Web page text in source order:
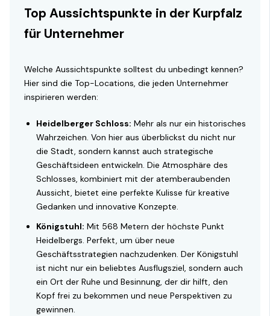
Top Aussichtspunkte in der Kurpfalz
für Unternehmer
Welche Aussichtspunkte solltest du unbedingt kennen?
Hier sind die Top-Locations, die jeden Unternehmer
inspirieren werden:
Heidelberger Schloss: Mehr als nur ein historisches
Wahrzeichen. Von hier aus überblickst du nicht nur
die Stadt, sondern kannst auch strategische
Geschäftsideen entwickeln. Die Atmosphäre des
Schlosses, kombiniert mit der atemberaubenden
Aussicht, bietet eine perfekte Kulisse für kreative
Gedanken und innovative Konzepte.
Königstuhl: Mit 568 Metern der höchste Punkt
Heidelbergs. Perfekt, um über neue
Geschäftsstrategien nachzudenken. Der Königstuhl
ist nicht nur ein beliebtes Ausflugsziel, sondern auch
ein Ort der Ruhe und Besinnung, der dir hilft, den
Kopf frei zu bekommen und neue Perspektiven zu
gewinnen.